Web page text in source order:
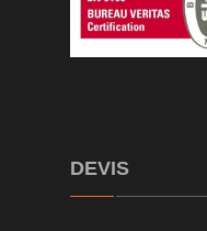
DEVIS